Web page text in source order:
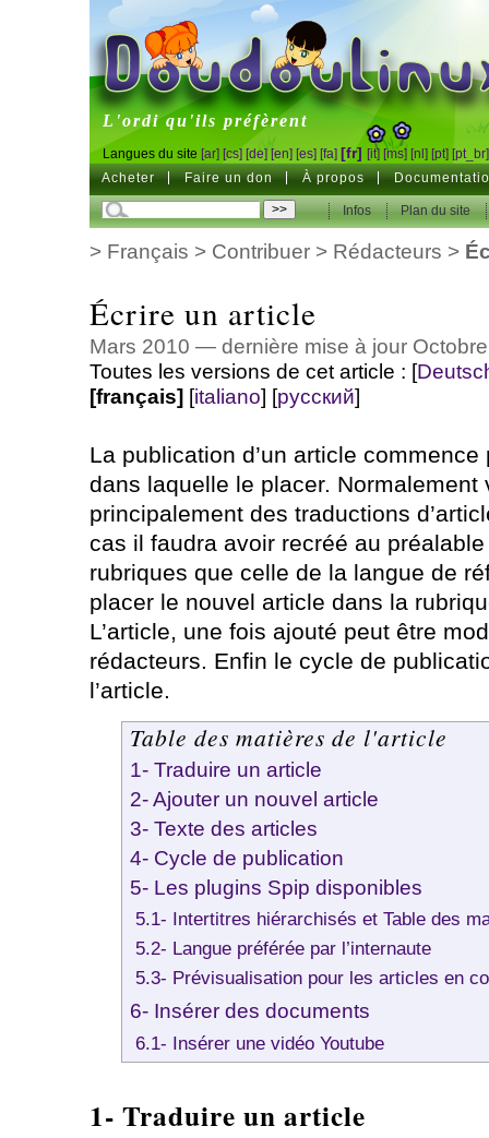
DoudouLinux
L'ordi qu'ils préfèrent
Langues du site [ar] [cs] [de] [en] [es] [fa] [fr] [it] [ms] [nl] [pt] [pt_br]
Acheter Faire un don À propos
Infos Plan du site
> Français > Contribuer> Rédacteurs >
Écrire un article
Mars 2010 — dernière mise à jour
Toutes les versions de cet article : [
[français] [italiano] [русский]
La publication d’un article
dans laquelle le placer. Normalement
principalement des traductions
cas il faudra avoir recréé au
rubriques que celle de la langue de
placer le nouvel article dans la
L’article, une fois ajouté peut être
rédacteurs. Enfin le cycle de
l’article.
Table des matières de l'article
1- Traduire un article
2- Ajouter un nouvel article
3- Texte des articles
4- Cycle de publication
5- Les plugins Spip disponibles
5.1- Intertitres hiérarchisés et Table des
5.2- Langue préférée par l’internaute
5.3- Prévisualisation pour les articles en
6- Insérer des documents
6.1- Insérer une vidéo Youtube
1- Traduire un article